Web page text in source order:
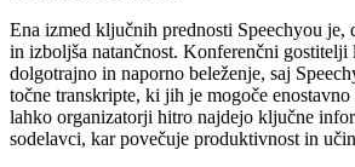
Ena izmed ključnih prednosti Speechyou je,
in izboljša natančnost. Konferenčni gostitelji
dolgotrajno in naporno beleženje, saj
točne transkripte, ki jih je mogoče
lahko organizatorji hitro najdejo ključne
sodelavci, kar povečuje produktivnost in